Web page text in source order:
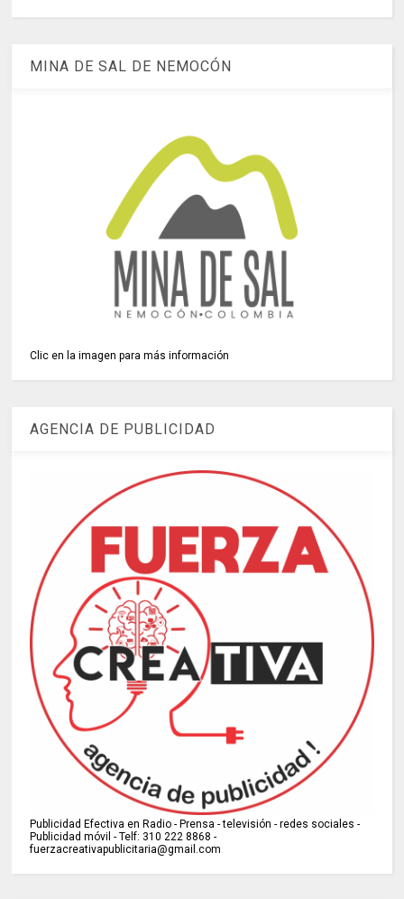
MINA DE SAL DE NEMOCÓN
Clic en la imagen para más información
AGENCIA DE PUBLICIDAD
Publicidad Efectiva en Radio - Prensa - televisión - redes sociales -
Publicidad móvil - Telf: 310 222 8868 -
fuerzacreativapublicitaria@gmail.com